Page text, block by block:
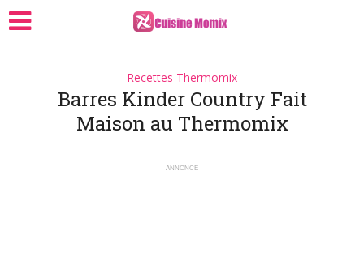
Recettes Thermomix
Barres Kinder Country Fait
Maison au Thermomix
ANNONCE